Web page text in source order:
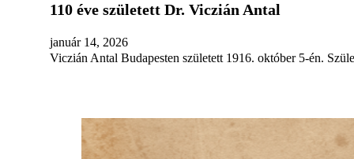
110 éve született Dr. Viczián Antal
január 14, 2026
Viczián Antal Budapesten született 1916. október 5-én.